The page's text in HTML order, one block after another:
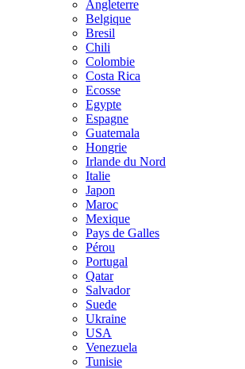
Angleterre
Belgique
Bresil
Chili
Colombie
Costa Rica
Ecosse
Egypte
Espagne
Guatemala
Hongrie
Irlande du Nord
Italie
Japon
Maroc
Mexique
Pays de Galles
Pérou
Portugal
Qatar
Salvador
Suede
Ukraine
USA
Venezuela
Tunisie